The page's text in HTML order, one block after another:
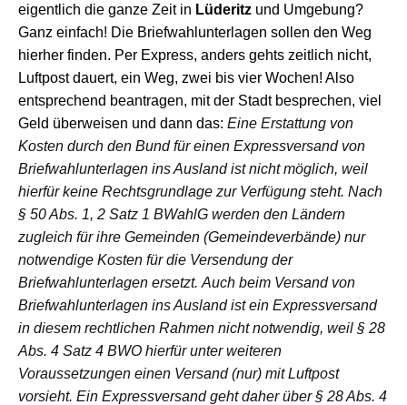
eigentlich die ganze Zeit in Lüderitz und Umgebung?
Ganz einfach! Die Briefwahl unterlagen sollen den Weg
hierher finden. Per Express, anders gehts zeitlich nicht,
Luftpost dauert, ein Weg, zwei bis vier Wochen! Al so
entsprechend beantragen, mit der Stadt besprechen, viel
Geld überweisen und dann das: Eine Erstattung von
Kosten durch den Bund für einen Expressversand von
Briefwahlunterlagen ins Ausland ist nicht möglich, weil
hierfür keine Rechtsgrundlage zur Verfügung steht. Nach
§ 50 Abs. 1, 2 Satz 1 BWahlG werden den Ländern
zugleich für ihre Gemeinden (Gemeindeverbände) nur
notwendige Kosten für die Versendung der
Briefwahlunterlagen ersetzt. Auch beim Versand von
Briefwahlunterlagen ins Ausland ist ein Expressversand
in diesem rechtlichen Rahmen nicht notwendig, weil § 28
Abs. 4 Satz 4 BWO hierfür unter weiteren
Voraussetzungen einen Versand (nur) mit Luftpost
vorsieht. Ein Expressversand geht daher über § 28 Abs. 4